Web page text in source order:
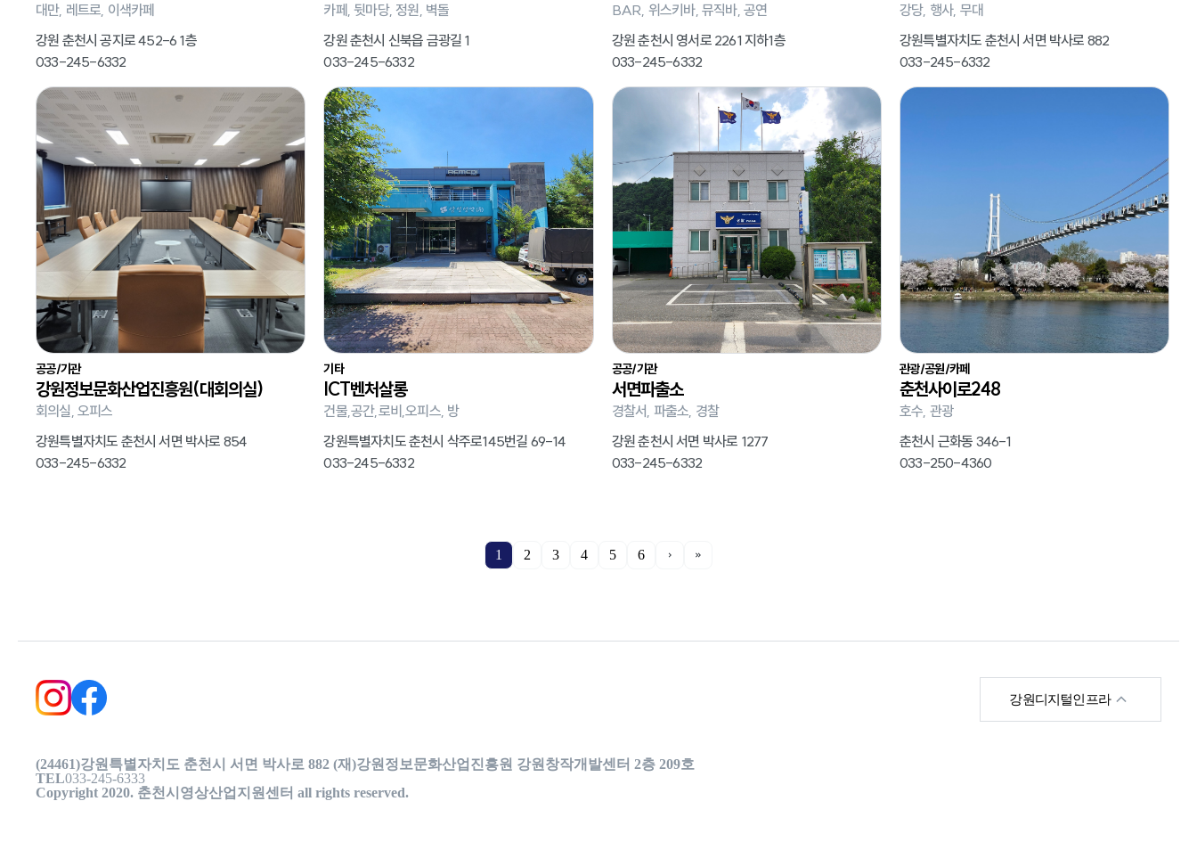
대만, 레트로, 이색카페
강원 춘천시 공지로 452-6 1층
033-245-6332
카페, 뒷마당, 정원, 벽돌
강원 춘천시 신북읍 금광길 1
033-245-6332
BAR, 위스키바, 뮤직바, 공연
강원 춘천시 영서로 2261 지하1층
033-245-6332
강당, 행사, 무대
강원특별자치도 춘천시 서면 박사로 882
033-245-6332
공공/기관
강원정보문화산업진흥원(대회의실)
회의실, 오피스
강원특별자치도 춘천시 서면 박사로 854
033-245-6332
기타
ICT벤처살롱
건물,공간,로비,오피스, 방
강원특별자치도 춘천시 삭주로145번길 69-14
033-245-6332
공공/기관
서면파출소
경찰서, 파출소, 경찰
강원 춘천시 서면 박사로 1277
033-245-6332
관광/공원/카페
춘천사이로248
호수, 관광
춘천시 근화동 346-1
033-250-4360
1 2 3 4 5 6
강원디지털인프라
한국영상위원회
(24461)강원특별자치도 춘천시 서면 박사로 882 (재)강원정보문화산업진흥원 강원창작개발센터 2층 209호
TEL033-245-6333
Copyright 2020. 춘천시영상산업지원센터 all rights reserved.